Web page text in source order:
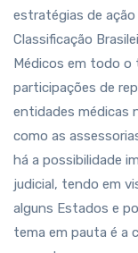
estratégias de
Classificação
Médicos em todo o
participações de
entidades médicas
como as
há a possibilidade
judicial, tendo em
alguns Estados e
tema em pauta é a